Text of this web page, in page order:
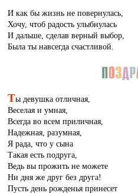
И как бы жизнь не повернулась,
Хочу, чтоб радость улыбнулась
И дальше, сделав верный выбор,
Была ты навсегда счастливой.
Ты девушка отличная,
Веселая и умная,
Всегда во всем приличная,
Надежная, разумная,
Я рада, что у сына
Такая есть подруга,
Ведь вы прожить не можете
Ни дня же друг без друга!
Пусть день рожденья принесет